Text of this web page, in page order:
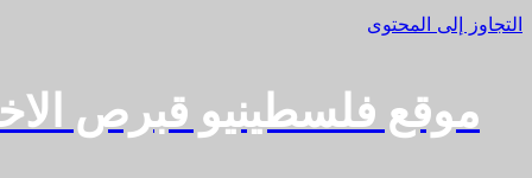
التجاوز إلى المحتوى
موقع فلسطينيو قبرص